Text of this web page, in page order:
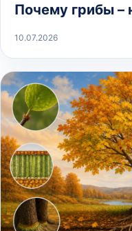
Почему грибы –
10.07.2026